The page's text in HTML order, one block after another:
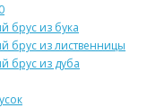
брус из бука
брус из лиственницы
брус из дуба